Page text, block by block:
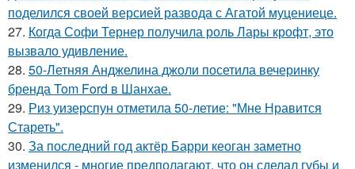
поделился своей версией развода с Агатой муцениеце.
27. Когда Софи Тернер получила роль Лары крофт, это
вызвало удивление.
28. 50-Летняя Анджелина джоли посетила вечеринку
бренда Tom Ford в Шанхае.
29. Риз уизерспун отметила 50-летие: "Мне Нравится
Стареть".
30. За последний год актёр Барри кеоган заметно
изменился - многие предполагают, что он сделал губы и